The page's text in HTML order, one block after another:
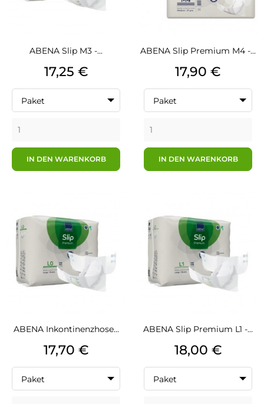
ABENA Slip M3 -...
Preis
17,25 €
Paket
IN DEN WARENKORB
ABENA Slip Premium M4 -...
Preis
17,90 €
Paket
IN DEN WARENKORB
ABENA Inkontinenzhose...
Preis
17,70 €
Paket
ABENA Slip Premium L1 -...
Preis
18,00 €
Paket